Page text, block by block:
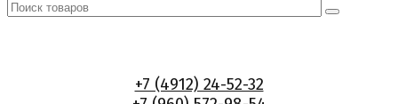
+7 (4912) 24-52-32